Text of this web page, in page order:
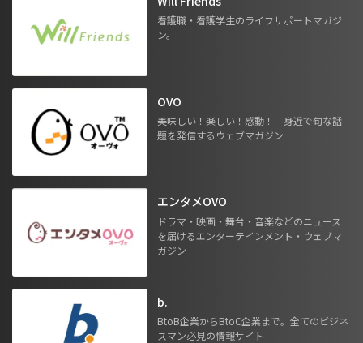
看護職・看護学生のライフサポートマガジ
ン。
OVO
美味しい！楽しい！感動！ 身近で旬な話
題を発信するウェブマガジン
エンタメOVO
ドラマ・映画・舞台・音楽などのニュース
を届けるエンターテインメント・ウェブマ
ガジン
b.
BtoB企業からBtoC企業まで。全てのビジネ
スマン必見の情報サイト